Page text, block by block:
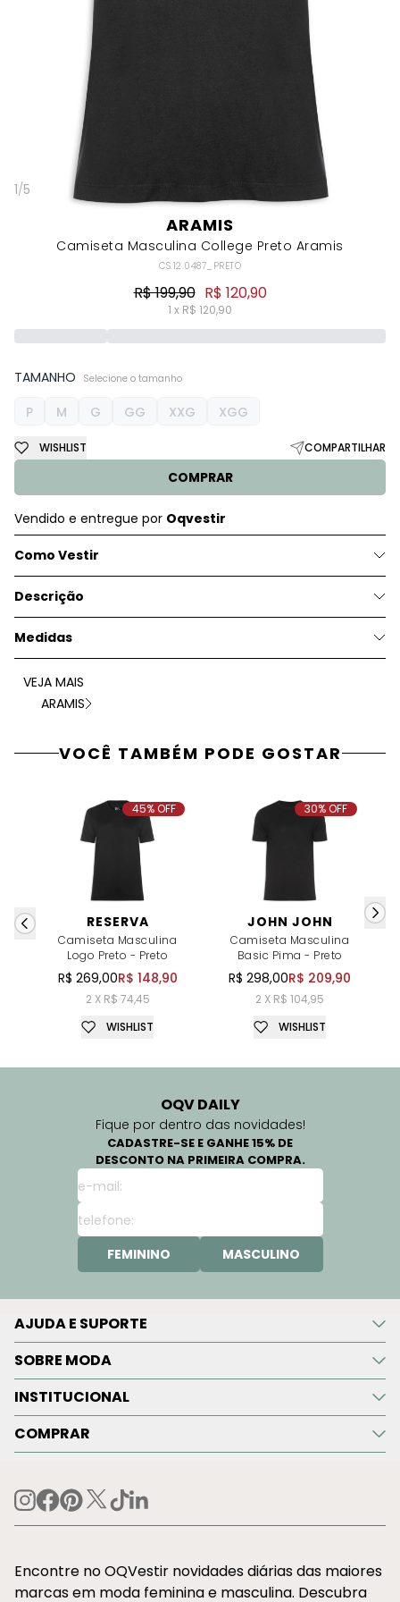
1/5
ARAMIS
Camiseta Masculina College Preto Aramis
CS.12.0487_PRETO
R$ 199,90 R$ 120,90
1 x R$ 120,90
TAMANHO Selecione o tamanho
P M G GG XXG XGG
COMPRAR
WISHLIST COMPARTILHAR
Vendido e entregue por Oqvestir
Como Vestir
Descrição
Medidas
VEJA MAIS
ARAMIS
VOCÊ TAMBÉM PODE GOSTAR
RESERVA
Camiseta Masculina
Logo Preto - Preto
R$ 269,00R$ 148,90
2 X R$ 74,45
45% OFF
WISHLIST
JOHN JOHN
Camiseta Masculina
Basic Pima - Preto
R$ 298,00R$ 209,90
2 X R$ 104,95
30% OFF
WISHLIST
OQV DAILY
Fique por dentro das novidades!
CADASTRE-SE E GANHE 15% DE
DESCONTO NA PRIMEIRA COMPRA.
FEMININO MASCULINO
AJUDA E SUPORTE
SOBRE MODA
INSTITUCIONAL
COMPRAR
Encontre no OQVestir novidades diárias das maiores
marcas em moda feminina e masculina. Descubra